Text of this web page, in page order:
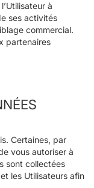
à
ses activités
commercial.
partenaires
Certaines, par
vous autoriser à
sont collectées
les Utilisateurs afin